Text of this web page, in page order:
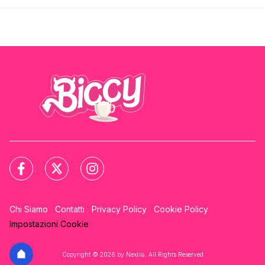
Chi Siamo Contatti Privacy Policy
Cookie Policy
Impostazioni Cookie
Copyright © 2026 by Nexilia. All Rights Reserved